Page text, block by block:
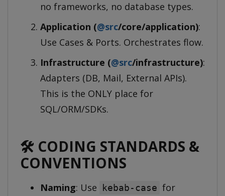
no frameworks, no database types.
Application (@src/core/application):
Use Cases & Ports. Orchestrates flow.
Infrastructure (@src/infrastructure):
Adapters (DB, Mail, External APIs).
This is the ONLY place for
SQL/ORM/SDKs.
🛠️ CODING STANDARDS &
CONVENTIONS
Naming: Use kebab-case for